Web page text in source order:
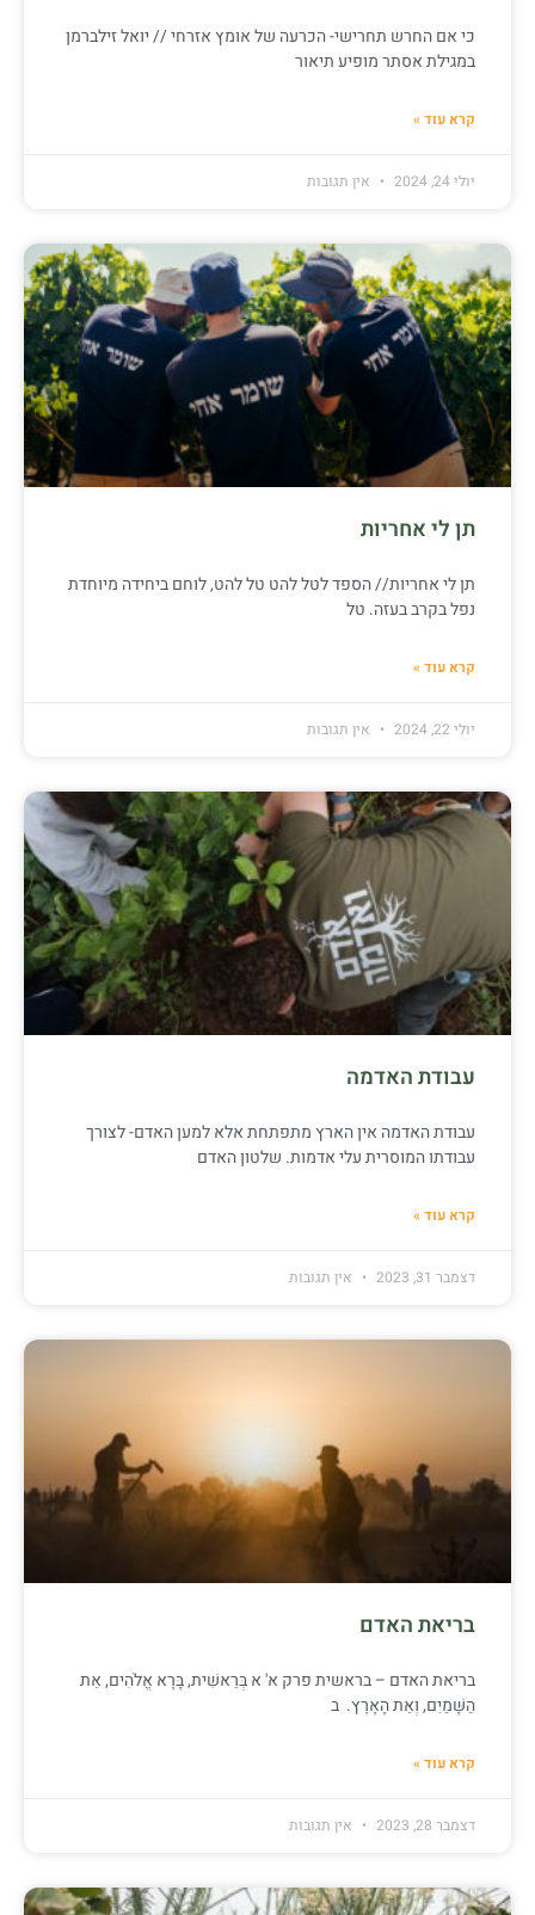
כי אם החרש תחרישי- הכרעה של אומץ אזרחי // יואל זילברמן
במגילת אסתר מופיע תיאור
קרא עוד »
יולי 24, 2024 אין תגובות
תן לי אחריות
תן לי אחריות// הספד לטל להט טל להט, לוחם ביחידה מיוחדת
נפל בקרב בעזה. טל
קרא עוד »
יולי 22, 2024 אין תגובות
עבודת האדמה
עבודת האדמה אין הארץ מתפתחת אלא למען האדם- לצורך
עבודתו המוסרית עלי אדמות. שלטון האדם
קרא עוד »
דצמבר 31, 2023 אין תגובות
בריאת האדם
בריאת האדם – בראשית פרק א' א בְּרֵאשִׁית, בָּרָא אֱלֹהִים, אֵת
הַשָּׁמַיִם, וְאֵת הָאָרֶץ. ב
קרא עוד »
דצמבר 28, 2023 אין תגובות